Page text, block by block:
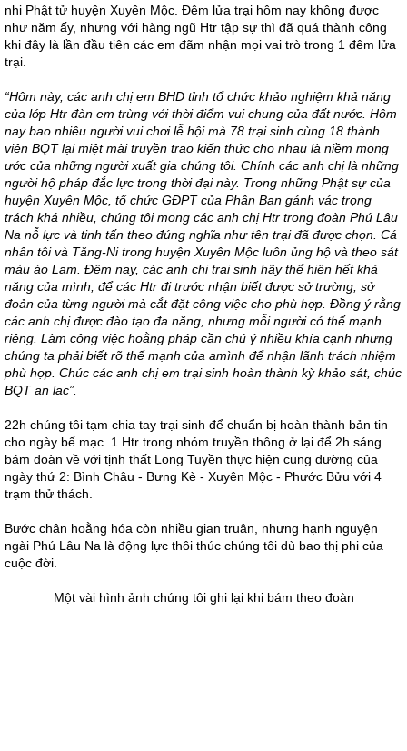
nhi Phật tử huyện Xuyên Mộc. Đêm lửa trại hôm nay không được
như năm ấy, nhưng với hàng ngũ Htr tập sự thì đã quá thành công
khi đây là lần đầu tiên các em đãm nhận mọi vai trò trong 1 đêm lửa
trại.
“Hôm này, các anh chị em BHD tỉnh tổ chức khảo nghiệm khả năng
của lớp Htr đàn em trùng với thời điểm vui chung của đất nước. Hôm
nay bao nhiêu người vui chơi lễ hội mà 78 trại sinh cùng 18 thành
viên BQT lại miệt mài truyền trao kiến thức cho nhau là niềm mong
ước của những người xuất gia chúng tôi. Chính các anh chị là những
người hộ pháp đắc lực trong thời đại này. Trong những Phật sự của
huyện Xuyên Mộc, tổ chức GĐPT của Phân Ban gánh vác trọng
trách khá nhiều, chúng tôi mong các anh chị Htr trong đoàn Phú Lâu
Na nỗ lực và tinh tấn theo đúng nghĩa như tên trại đã được chọn. Cá
nhân tôi và Tăng-Ni trong huyện Xuyên Mộc luôn ủng hộ và theo sát
màu áo Lam. Đêm nay, các anh chị trại sinh hãy thể hiện hết khả
năng của mình, để các Htr đi trước nhận biết được sở trường, sở
đoản của từng người mà cắt đặt công việc cho phù hợp. Đồng ý rằng
các anh chị được đào tạo đa năng, nhưng mỗi người có thế mạnh
riêng. Làm công việc hoằng pháp cần chú ý nhiều khía cạnh nhưng
chúng ta phải biết rõ thế mạnh của amình để nhận lãnh trách nhiệm
phù hợp. Chúc các anh chị em trại sinh hoàn thành kỳ khảo sát, chúc
BQT an lạc”.
22h chúng tôi tạm chia tay trại sinh để chuẩn bị hoàn thành bản tin
cho ngày bế mạc. 1 Htr trong nhóm truyền thông ở lại để 2h sáng
bám đoàn về với tịnh thất Long Tuyền thực hiện cung đường của
ngày thứ 2: Bình Châu - Bưng Kè - Xuyên Mộc - Phước Bửu với 4
trạm thử thách.
Bước chân hoằng hóa còn nhiều gian truân, nhưng hạnh nguyện
ngài Phú Lâu Na là động lực thôi thúc chúng tôi dù bao thị phi của
cuộc đời.
Một vài hình ảnh chúng tôi ghi lại khi bám theo đoàn